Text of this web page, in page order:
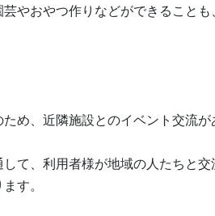
やおやつ作りなどができること
め、近隣施設とのイベント交流が
て、利用者様が地域の人たちと
す。